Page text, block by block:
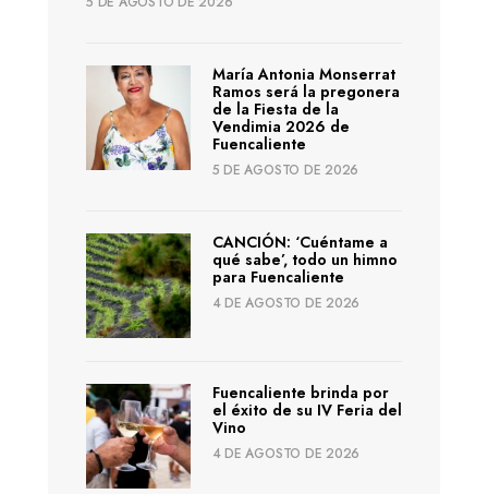
María Antonia Monserrat
Ramos será la pregonera
de la Fiesta de la
Vendimia 2026 de
Fuencaliente
5 DE AGOSTO DE 2026
CANCIÓN: ‘Cuéntame a
qué sabe’, todo un himno
para Fuencaliente
4 DE AGOSTO DE 2026
Fuencaliente brinda por
el éxito de su IV Feria del
Vino
4 DE AGOSTO DE 2026